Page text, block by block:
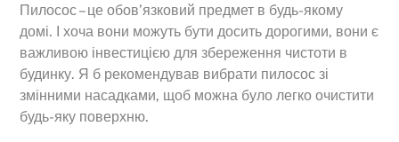
Пилосос – це обов’язковий предмет в будь-якому
домі. І хоча вони можуть бути досить дорогими, вони є
важливою інвестицією для збереження чистоти в
будинку. Я б рекомендував вибрати пилосос зі
змінними насадками, щоб можна було легко очистити
будь-яку поверхню.